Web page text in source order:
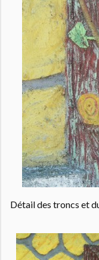
Détail des troncs et